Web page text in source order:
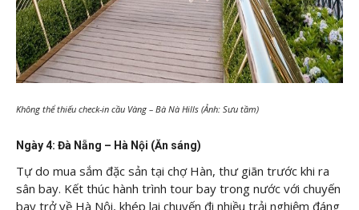
Không thể thiếu check-in cầu Vàng – Bà Nà Hills (Ảnh: Sưu tầm)
Ngày 4: Đà Nẵng – Hà Nội (Ăn sáng)
Tự do mua sắm đặc sản tại chợ Hàn, thư giãn trước khi ra
sân bay. Kết thúc hành trình tour bay trong nước với chuyến
bay trở về Hà Nội, khép lại chuyến đi nhiều trải nghiệm đáng